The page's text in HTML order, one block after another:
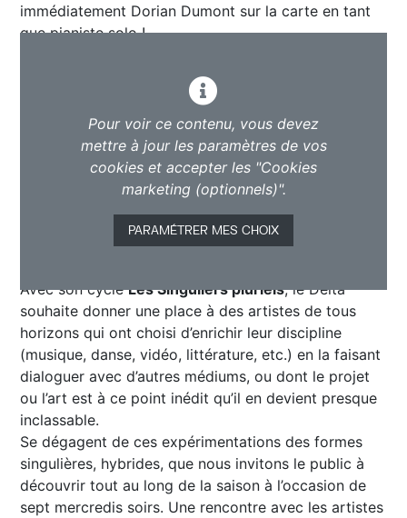
immédiatement Dorian Dumont sur la carte en tant
que pianiste solo !
Pour voir ce contenu, vous devez
mettre à jour les paramètres de vos
cookies et accepter les "Cookies
marketing (optionnels)".
PARAMÉTRER MES CHOIX
Avec son cycleLes Singuliers pluriels, le Delta
souhaite donner une place à des artistes de tous
horizons qui ont choisi d’enrichir leur discipline
(musique, danse, vidéo, littérature, etc.) en la faisant
dialoguer avec d’autres médiums, ou dont le projet
ou l’art est à ce point inédit qu’il en devient presque
inclassable.
Se dégagent de ces expérimentations des formes
singulières, hybrides, que nous invitons le public à
découvrir tout au long de la saison à l’occasion de
sept mercredis soirs. Une rencontre avec les artistes